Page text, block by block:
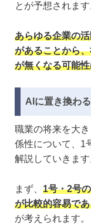
とが予想されます
あらゆる企業の
があることから
が無くなる可能
AIに置き換わ
職業の将来を大
係性について、1
解説していきます
まず、 1号・2号
が比較的容易で
が考えられます。